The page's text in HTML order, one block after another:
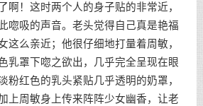
啊！这时两个人的身子贴的非常近，
唿吸的声音。老头觉得自己真是艳福
这么亲近；他很仔细地打量着周敏，
乳罩下唿之欲出，几乎完全呈现在眼
粉红色的乳头紧贴几乎透明的奶罩，
上周敏身上传来阵阵少女幽香，让老